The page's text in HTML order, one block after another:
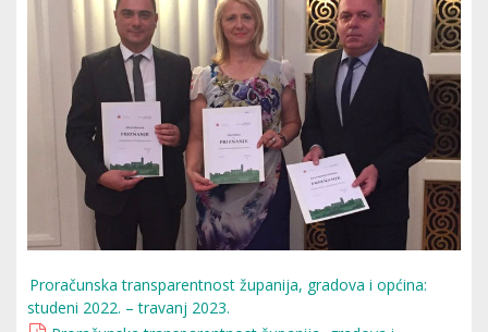
Proračunska transparentnost županija, gradova i općina:
studeni 2022. – travanj 2023.